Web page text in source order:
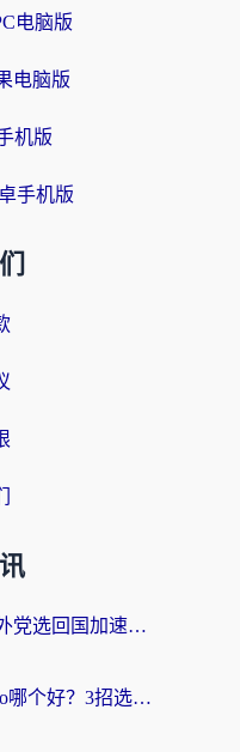
电脑版
电脑版
机版
手机版
斧牛和ToCN哪个好？海外党选回国加速器的避坑指南（附免费工具推荐）
海外党必看：云极和Kuyo哪个好？3招选对回国加速器，无缝刷国内资源